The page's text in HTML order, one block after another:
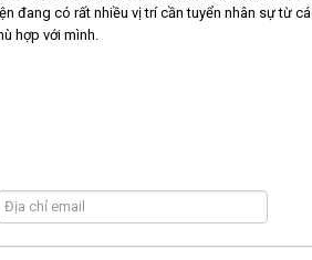
đang có rất nhiều vị trí cần tuyển nhân sự từ
hợp với mình.